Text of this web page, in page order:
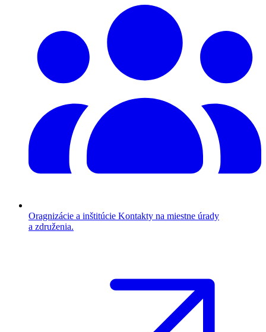
Oragnizácie a inštitúcie Kontakty na miestne úrady
a združenia.